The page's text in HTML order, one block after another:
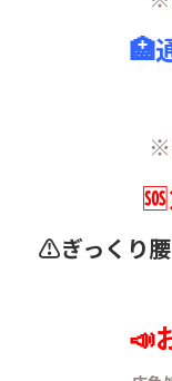
🏥
※
⚠️ぎっくり腰
📣